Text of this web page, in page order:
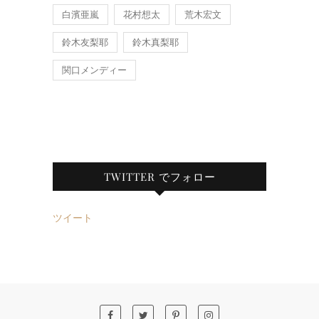
白濱亜嵐 花村想太 荒木宏文
鈴木友梨耶 鈴木真梨耶
関口メンディー
TWITTER でフォロー
ツイート